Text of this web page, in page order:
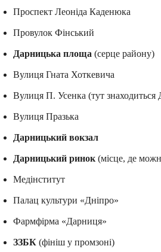
Проспект Леоніда Каденюка
Провулок Фінський
Дарницька площа (серце району)
Вулиця Гната Хоткевича
Вулиця П. Усенка (тут знаходиться
Вулиця Празька
Дарницький вокзал
Дарницький ринок(місце, де
Медінститут
Палац культури «Дніпро»
Фармфірма «Дарниця»
ЗЗБК(фініш у промзоні)